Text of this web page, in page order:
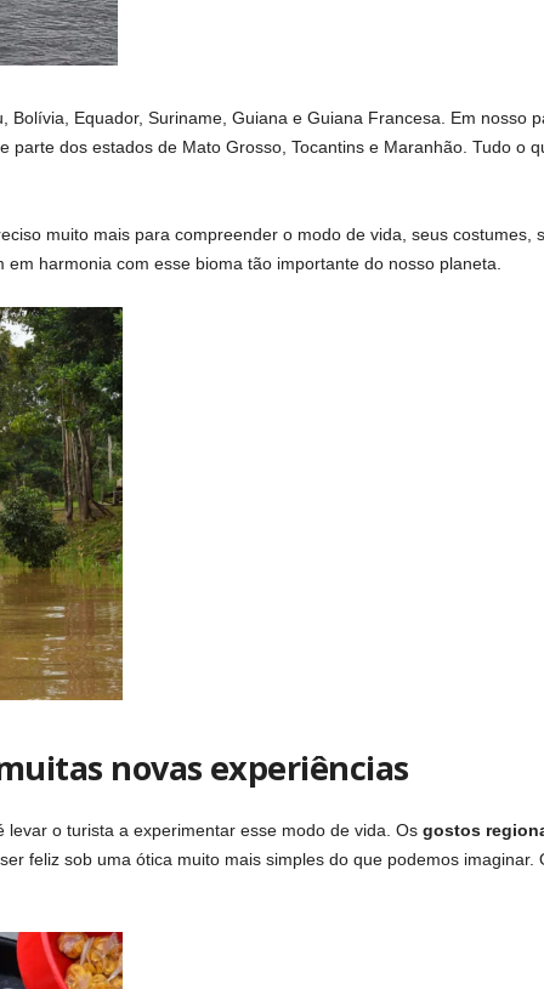
Bolívia, Equador, Suriname, Guiana e Guiana Francesa. Em nosso
parte dos estados de Mato Grosso, Tocantins e Maranhão. Tudo o
muito mais para compreender o modo de vida, seus costumes,
harmonia com esse bioma tão importante do nosso planeta.
novas experiências
levar o turista a experimentar esse modo de vida. Os gostos
feliz sob uma ótica muito mais simples do que podemos imaginar.